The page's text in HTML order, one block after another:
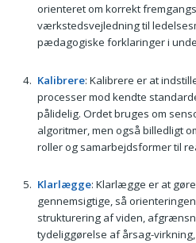
orienteret om korrekt
værkstedsvejledning til
pædagogiske forklaringer i
Kalibrere: Kalibrere er at
processer mod kendte
pålidelig. Ordet bruges om
algoritmer, men også billedligt
roller og samarbejdsformer til
Klarlægge: Klarlægge er at
gennemsigtige, så
strukturering af viden,
tydeliggørelse af årsag-